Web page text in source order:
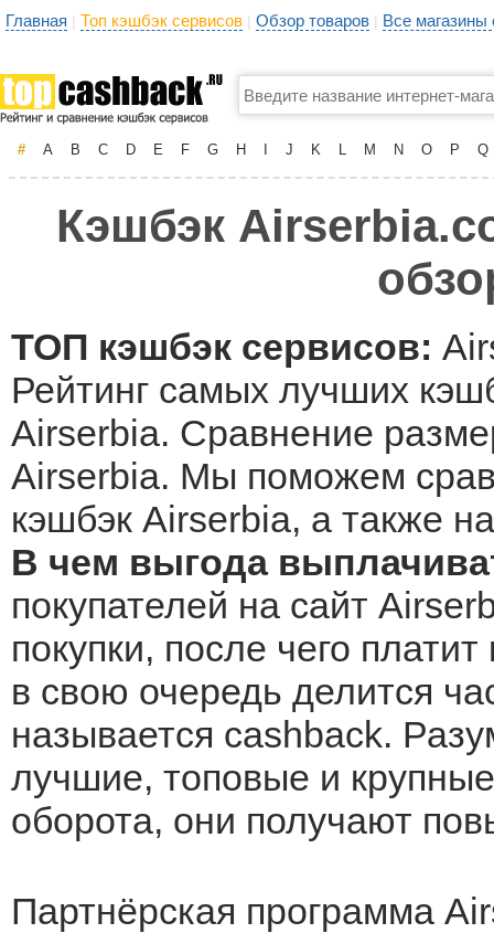
Главная | Топ кэшбэк сервисов | Обзор товаров | Все
# A B C D E F G H J K L M N O P Q
Кэшбэк
ТОП кэшбэк сервисов:
Рейтинг самых лучших
Airserbia. Сравнение
Airserbia. Мы поможем
кэшбэк Airserbia, а также
В чем выгода
покупателей на сайт
покупки, после чего
в свою очередь делится
называется cashback.
лучшие, топовые и
оборота, они получают
Партнёрская программа